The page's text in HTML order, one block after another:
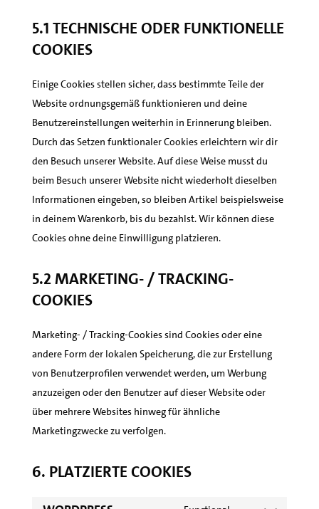
5.1 Technische oder funktionelle
Cookies
Einige Cookies stellen sicher, dass bestimmte Teile der
Website ordnungsgemäß funktionieren und deine
Benutzereinstellungen weiterhin in Erinnerung bleiben.
Durch das Setzen funktionaler Cookies erleichtern wir dir
den Besuch unserer Website. Auf diese Weise musst du
beim Besuch unserer Website nicht wiederholt dieselben
Informationen eingeben, so bleiben Artikel beispielsweise
in deinem Warenkorb, bis du bezahlst. Wir können diese
Cookies ohne deine Einwilligung platzieren.
5.2 Marketing- / Tracking-
Cookies
Marketing- / Tracking-Cookies sind Cookies oder eine
andere Form der lokalen Speicherung, die zur Erstellung
von Benutzerprofilen verwendet werden, um Werbung
anzuzeigen oder den Benutzer auf dieser Website oder
über mehrere Websites hinweg für ähnliche
Marketingzwecke zu verfolgen.
6. Platzierte Cookies